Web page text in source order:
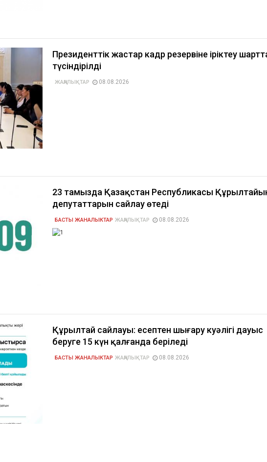
Президенттік жастар кадр резервіне іріктеу
түсіндірілді
ЖАҢАЛЫҚТАР 08.08.2026
23 тамызда Қазақстан Республикасы
депутаттарын сайлау өтеді
БАСТЫ ЖАНАЛЫКТАР ЖАҢАЛЫҚТАР 08.08.2026
Құрылтай сайлауы: есептен шығару куәлігі дауыс
беруге 15 күн қалғанда беріледі
БАСТЫ ЖАНАЛЫКТАР ЖАҢАЛЫҚТАР 08.08.2026